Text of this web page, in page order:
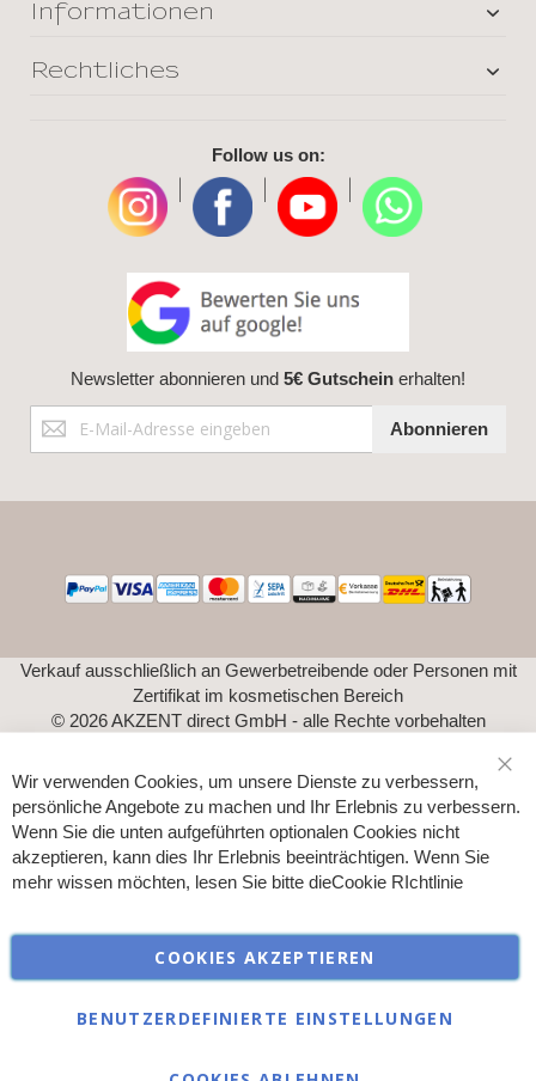
Informationen
Rechtliches
Follow us on:
Newsletter abonnieren und 5€ Gutschein erhalten!
Anmeldung
zum
Abonnieren
Verkauf ausschließlich an Gewerbetreibende oder Personen mit
Zertifikat im kosmetischen Bereich
© 2026 AKZENT direct GmbH - alle Rechte vorbehalten
Wir verwenden Cookies, um unsere Dienste zu verbessern,
persönliche Angebote zu machen und Ihr Erlebnis zu verbessern.
Wenn Sie die unten aufgeführten optionalen Cookies nicht
akzeptieren, kann dies Ihr Erlebnis beeinträchtigen. Wenn Sie
mehr wissen möchten, lesen Sie bitte dieCookie RIchtlinie
COOKIES AKZEPTIEREN
BENUTZERDEFINIERTE EINSTELLUNGEN